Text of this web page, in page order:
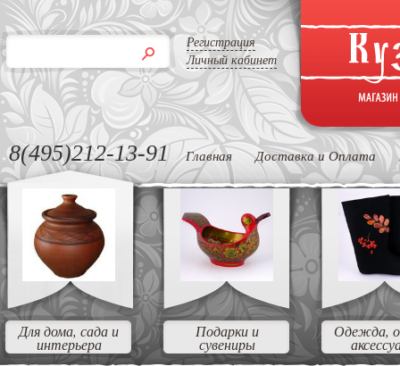
Регистрация
Личный кабинет
8(495)212-13-91 Главная Доставка и Оплата
Для дома, сада и
интерьера
Подарки и
сувениры
Одежда,